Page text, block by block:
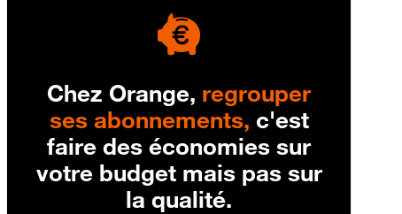
Chez Orange, regrouper
ses abonnements, c'est
faire des économies sur
votre budget mais pas sur
la qualité.